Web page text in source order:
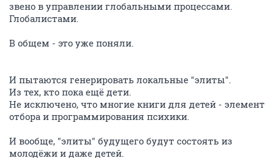
звено в управлении глобальными процессами.
Глобалистами.
В общем - это уже поняли.
И пытаются генерировать локальные "элиты".
Из тех, кто пока ещё дети.
Не исключено, что многие книги для детей - элемент
отбора и программирования психики.
И вообще, "элиты" будущего будут состоять из
молодёжи и даже детей.